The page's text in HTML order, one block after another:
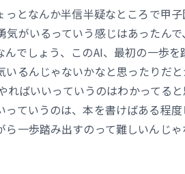
となんか半信半疑なところで甲
がいるっていう感じはあったん
でしょう、このAI、最初の一歩
るんじゃないかなと思ったりだ
ばいいっていうのはわかってる
ていうのは、本を書けばある程
一歩踏み出すのって難しいんじ